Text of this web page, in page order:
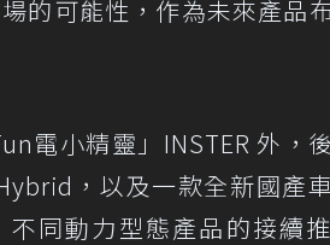
的可能性，作為未來產品
電小精靈」INSTER 外，
，以及一款全新國產
同動力型態產品的接續